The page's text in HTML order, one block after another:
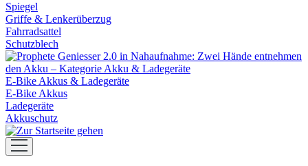
Spiegel
Griffe & Lenkerüberzug
Fahrradsattel
Schutzblech
E-Bike Akkus & Ladegeräte
E-Bike Akkus
Ladegeräte
Akkuschutz